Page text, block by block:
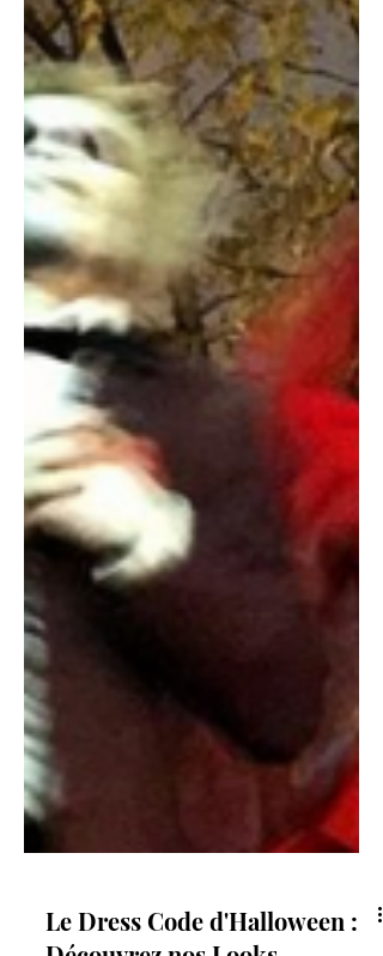
Wishlist : Les It-Bags qui
Domineront la Saison
Qui dit nouvelle saison, dit nouveau it-
bag. Avec l'arrivée de l'hiver, l'heure est
au changement et ce dernier débute
par le rayon des...